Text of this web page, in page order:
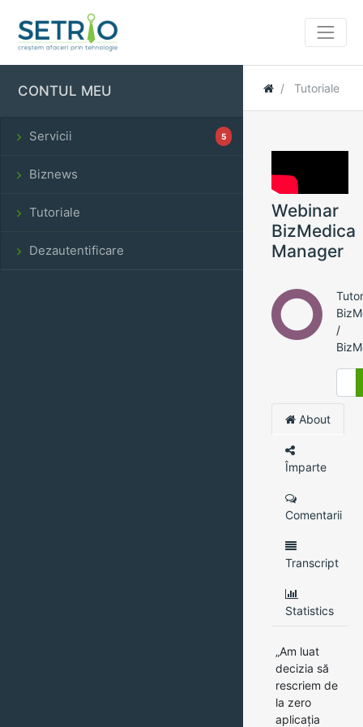
Tutoriale
CONTUL MEU
Servicii 5
Biznews
Tutoriale
Dezautentificare
Webinar
BizMedica
Manager
/
About
Împarte
Comentarii
Transcript
Statistics
„Am luat
decizia să
rescriem de
la zero
aplicația